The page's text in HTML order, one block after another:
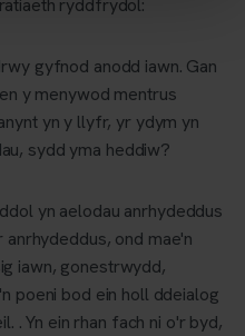
ryddfrydol:
gyfnod anodd iawn. Gan
y menywod mentrus
yn y llyfr, yr ydym yn
sydd yma heddiw?
yn aelodau anrhydeddus
ond mae'n
iawn, gonestrwydd,
poeni bod ein holl ddeialog
. Yn ein rhan fach ni o'r byd,